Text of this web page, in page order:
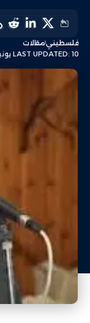
LAST UPDATED: 10 يونيو، 2024 12:41 م
فلسطينيمقالات